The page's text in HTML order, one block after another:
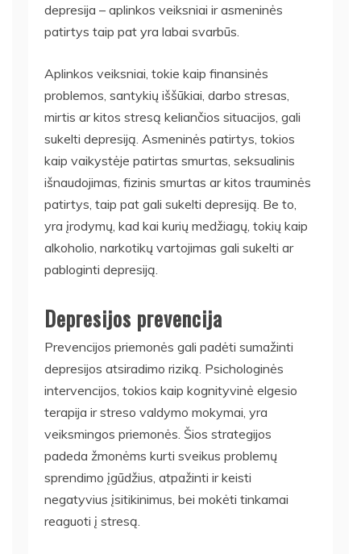
depresija – aplinkos veiksniai ir asmeninės
patirtys taip pat yra labai svarbūs.
Aplinkos veiksniai, tokie kaip finansinės
problemos, santykių iššūkiai, darbo stresas,
mirtis ar kitos stresą keliančios situacijos, gali
sukelti depresiją. Asmeninės patirtys, tokios
kaip vaikystėje patirtas smurtas, seksualinis
išnaudojimas, fizinis smurtas ar kitos trauminės
patirtys, taip pat gali sukelti depresiją. Be to,
yra įrodymų, kad kai kurių medžiagų, tokių kaip
alkoholio, narkotikų vartojimas gali sukelti ar
pabloginti depresiją.
Depresijos prevencija
Prevencijos priemonės gali padėti sumažinti
depresijos atsiradimo riziką. Psichologinės
intervencijos, tokios kaip kognityvinė elgesio
terapija ir streso valdymo mokymai, yra
veiksmingos priemonės. Šios strategijos
padeda žmonėms kurti sveikus problemų
sprendimo įgūdžius, atpažinti ir keisti
negatyvius įsitikinimus, bei mokėti tinkamai
reaguoti į stresą.